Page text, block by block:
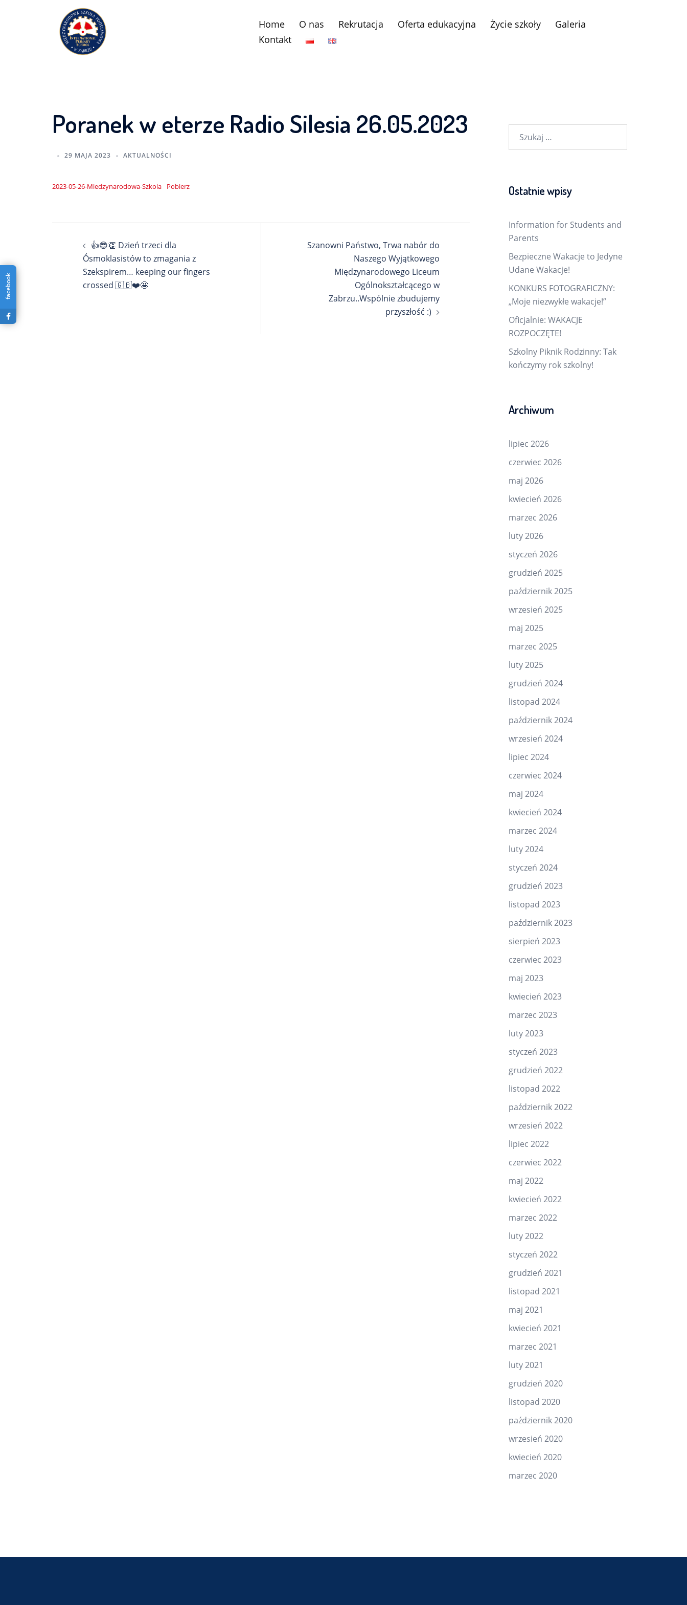
Home O nas Rekrutacja Oferta edukacyjna Życie szkoły
Galeria
Kontakt
Poranek w eterze Radio Silesia 26.05.2023
29 MAJA 2023 AKTUALNOŚCI
2023-05-26-Miedzynarodowa-Szkola Pobierz
wpisu👍😎👏 Dzień trzeci dla
Ósmoklasistów to zmagania z
Szekspirem… keeping our fingers
crossed 🇬🇧❤️🤩
Szanowni Państwo, Trwa nabór do
Naszego Wyjątkowego
Międzynarodowego Liceum
Ogólnokształcącego w
Zabrzu..Wspólnie zbudujemy
przyszłość :)
Ostatnie wpisy
Information for Students and
Parents
Bezpieczne Wakacje to Jedyne
Udane Wakacje!
KONKURS FOTOGRAFICZNY:
„Moje niezwykłe wakacje!”
Oficjalnie: WAKACJE
ROZPOCZĘTE!
Szkolny Piknik Rodzinny: Tak
kończymy rok szkolny!
Archiwum
lipiec 2026
czerwiec 2026
maj 2026
kwiecień 2026
marzec 2026
luty 2026
styczeń 2026
grudzień 2025
październik 2025
wrzesień 2025
maj 2025
marzec 2025
luty 2025
grudzień 2024
listopad 2024
październik 2024
wrzesień 2024
lipiec 2024
czerwiec 2024
maj 2024
kwiecień 2024
marzec 2024
luty 2024
styczeń 2024
grudzień 2023
listopad 2023
październik 2023
sierpień 2023
czerwiec 2023
maj 2023
kwiecień 2023
marzec 2023
luty 2023
styczeń 2023
grudzień 2022
listopad 2022
październik 2022
wrzesień 2022
lipiec 2022
czerwiec 2022
maj 2022
kwiecień 2022
marzec 2022
luty 2022
styczeń 2022
grudzień 2021
listopad 2021
maj 2021
kwiecień 2021
marzec 2021
luty 2021
grudzień 2020
listopad 2020
październik 2020
wrzesień 2020
kwiecień 2020
marzec 2020
facebook